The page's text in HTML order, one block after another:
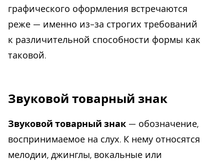
графического оформления встречаются
реже — именно из-за строгих требований
к различительной способности формы как
таковой.
Звуковой товарный знак
Звуковой товарный знак — обозначение,
воспринимаемое на слух. К нему относятся
мелодии, джинглы, вокальные или